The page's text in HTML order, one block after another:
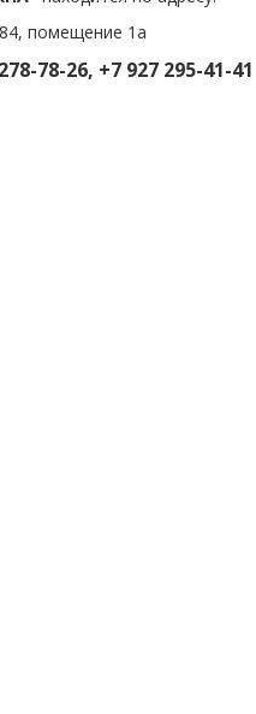
помещение 1а
78-26, +7 927 295-41-41